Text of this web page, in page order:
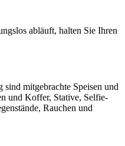
abläuft, halten Sie Ihren
sind mitgebrachte Speisen und
und Koffer, Stative, Selfie-
Rauchen und